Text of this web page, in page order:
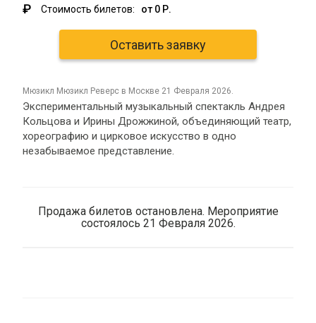
₽ Стоимость билетов: от 0 Р.
Оставить заявку
мюзикл Мюзикл Реверс в Москве 21 Февраля 2026.
Экспериментальный музыкальный спектакль Андрея
Кольцова и Ирины Дрожжиной, объединяющий театр,
хореографию и цирковое искусство в одно
незабываемое представление.
Продажа билетов остановлена. Мероприятие
состоялось 21 Февраля 2026.